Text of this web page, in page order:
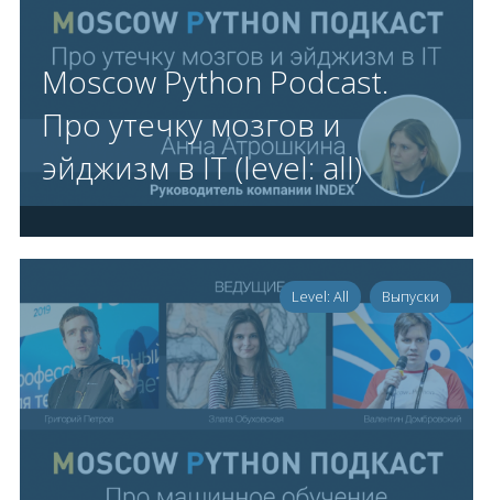
Moscow Python Podcast.
Про утечку мозгов и
эйджизм в IT (level: all)
Level: All Выпуски